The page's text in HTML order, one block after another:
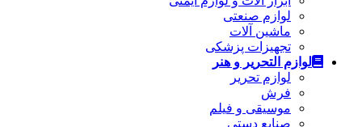
لوازم صنعتی
ماشین آلات
تجهیزات پزشکی
لوازم التحریر و هنر
لوازم تحریر
فرش
موسیقی و فیلم
صنایع دستی